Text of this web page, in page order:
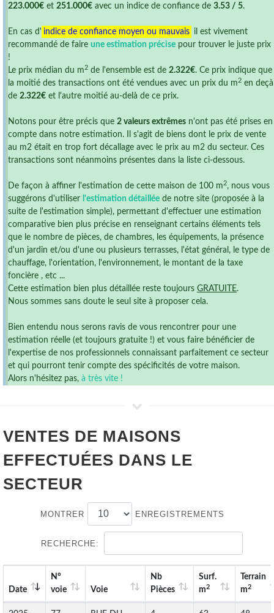
223.000€ et 251.000€ avec un indice de confiance de 3.53 / 5.
En cas d' indice de confiance moyen ou mauvais il est vivement
recommandé de faire une estimation précise pour trouver le juste prix
!
Le prix médian du m 2 de l'ensemble est de 2.322€. Ce prix indique que
la moitié des transactions ont été vendues avec un prix du m 2 en deçà
de 2.322€ et l'autre moitié au-delà de ce prix.
Notons pour être précis que 2 valeurs extrêmes n'ont pas été prises en
compte dans notre estimation. Il s'agit de biens dont le prix de vente
au m2 était en trop fort décallage avec le prix au m2 du secteur. Ces
transactions sont néanmoins présentes dans la liste ci-dessous.
De façon à affiner l'estimation de cette maison de 100 m 2, nous vous
suggérons d'utiliser l'estimation détaillée de notre site (proposée à la
suite de l'estimation simple), permettant d'effectuer une estimation
comparative bien plus précise en renseignant certains éléments tels
que le nombre de pièces, de chambres, les équipements, la présence
d'un jardin et/ou d'une ou plusieurs terrasses, l'état général, le type de
chauffage, l'orientation, l'environnement, le montant de la taxe
foncière , etc ...
Cette estimation bien plus détaillée reste toujours GRATUITE.
Nous sommes sans doute le seul site à proposer cela.
Bien entendu nous serons ravis de vous rencontrer pour une
estimation réelle (et toujours gratuite !) et vous faire bénéficier de
l'expertise de nos professionnels connaissant parfaitement ce secteur
et qui pourront tenir compte des spécificités de votre maison.
Alors n'hésitez pas, à très vite !
VENTES DE MAISONS
EFFECTUÉES DANS LE
SECTEUR
MONTRER ENREGISTREMENTS
RECHERCHE:
Date
N°
voie
Voie
Nb
Pièces
Surf.
m2
Terrain
m2